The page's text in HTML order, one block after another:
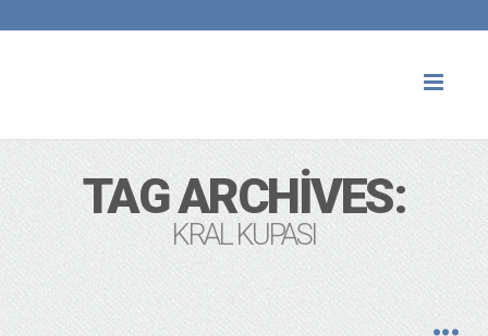
TAG ARCHIVES:
KRAL KUPASI